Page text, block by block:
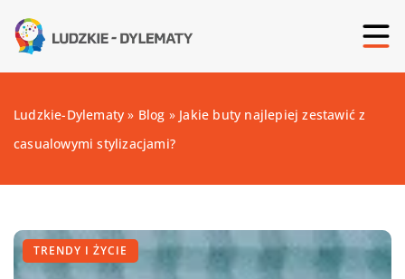
Ludzkie-Dylematy » Blog » Jakie buty najlepiej zestawić z
casualowymi stylizacjami?
TRENDY I ŻYCIE